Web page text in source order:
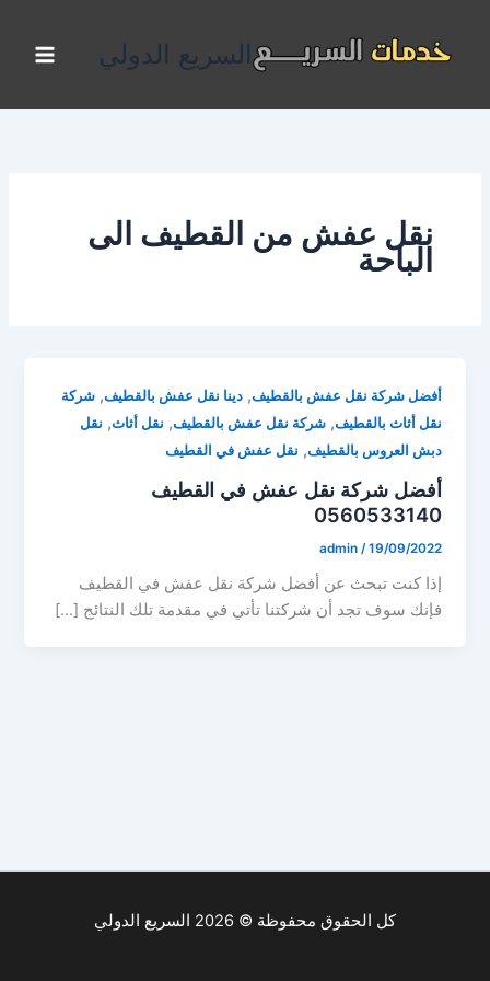
المحتوى
السريع الدولي
نقل عفش من القطيف الى
الباحة
أفضل شركة نقل عفش بالقطيف,دينا نقل عفش بالقطيف,شركة
نقل أثاث بالقطيف,شركة نقل عفش بالقطيف, نقل أثاث, نقل
دبش العروس بالقطيف, نقل عفش في القطيف
أفضل شركة نقل عفش في القطيف
0560533140
admin /19/09/2022
إذا كنت تبحث عن أفضل شركة نقل عفش في القطيف
فإنك سوف تجد أن شركتنا تأتي في مقدمة تلك النتائج […]
كل الحقوق محفوظة © 2026 السريع الدولي